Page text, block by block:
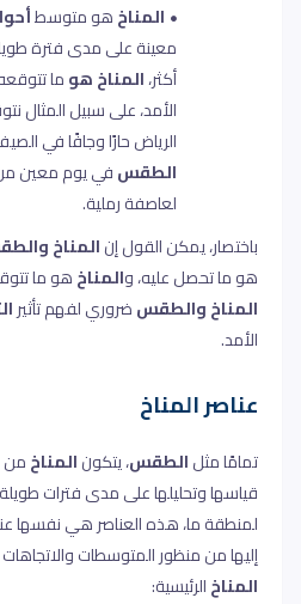
المناخهو متوسط
أكثر،المناخ هوما
الأمد، على سبيل المثال
الرياض حارًا وجافًا في
الطقسفي يوم معين
لعاصفة رملية.
باختصار، يمكن القول إنالمناخ
هو ما تحصل عليه، والمناخهو ما
المناخ والطقسضروري لفهم تأثير
الأمد.
عناصر المناخ
تمامًا مثلالطقس، يتكونالمناخمن
قياسها وتحليلها على مدى فترات
لمنطقة ما، هذه العناصر هي نفسها
إليها من منظور المتوسطات والاتجاهات
المناخالرئيسية: